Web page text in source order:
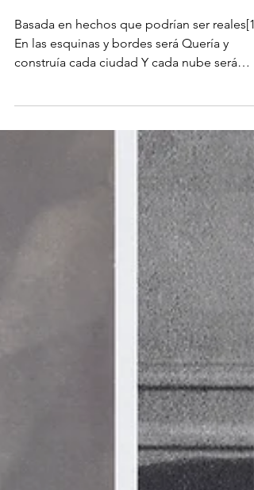
Mirando Arriba
Basada en hechos que podrían ser reales[1]
construía cada ciudad Y cada nube será